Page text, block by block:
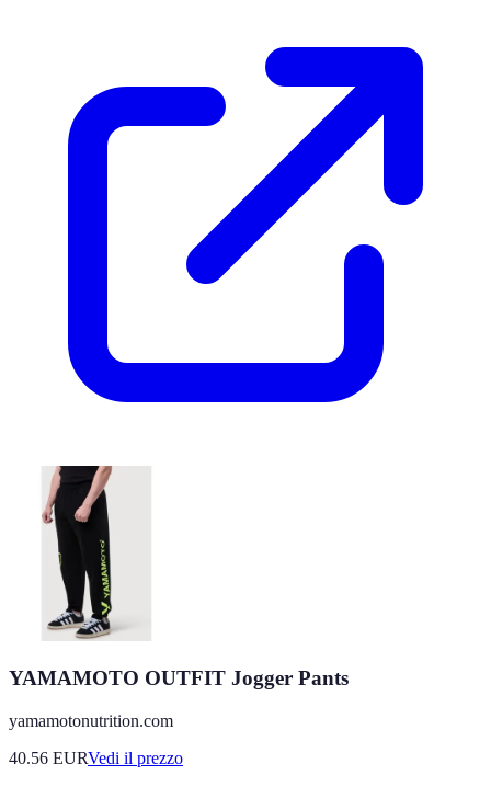
YAMAMOTO OUTFIT Jogger Pants
yamamotonutrition.com
40.56 EURVedi il prezzo